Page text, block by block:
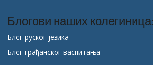
Блогови наших колегиница:
Блог руског језика
Блог грађанског васпитања